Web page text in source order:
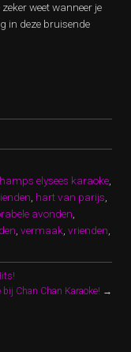
weet wanneer je
in deze bruisende
elysees karaoke
hart van parijs
avonden
vermaak vrienden
Chan Chan Karaoke! →